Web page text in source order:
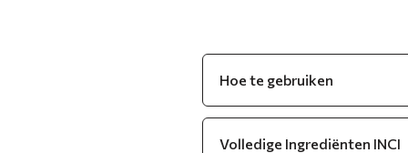
Hoe te gebruiken
Volledige Ingrediënten INCI